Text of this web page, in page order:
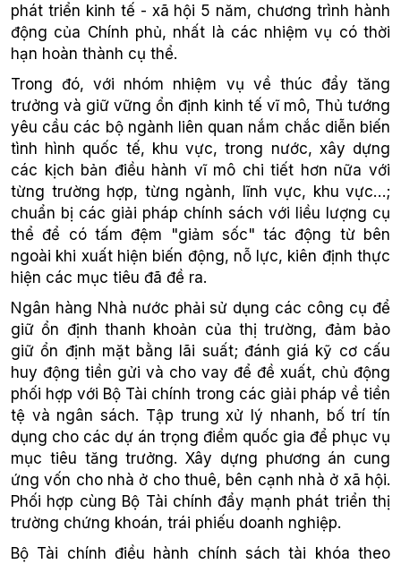
phát triển kinh tế - xã hội 5 năm, chương trình hành
động của Chính phủ, nhất là các nhiệm vụ có thời
hạn hoàn thành cụ thể.
Trong đó, với nhóm nhiệm vụ về thúc đẩy tăng
trưởng và giữ vững ổn định kinh tế vĩ mô, Thủ tướng
yêu cầu các bộ ngành liên quan nắm chắc diễn biến
tình hình quốc tế, khu vực, trong nước, xây dựng
các kịch bản điều hành vĩ mô chi tiết hơn nữa với
từng trường hợp, từng ngành, lĩnh vực, khu vực…;
chuẩn bị các giải pháp chính sách với liều lượng cụ
thể để có tấm đệm "giảm sốc" tác động từ bên
ngoài khi xuất hiện biến động, nỗ lực, kiên định thực
hiện các mục tiêu đã đề ra.
Ngân hàng Nhà nước phải sử dụng các công cụ để
giữ ổn định thanh khoản của thị trường, đảm bảo
giữ ổn định mặt bằng lãi suất; đánh giá kỹ cơ cấu
huy động tiền gửi và cho vay để đề xuất, chủ động
phối hợp với Bộ Tài chính trong các giải pháp về tiền
tệ và ngân sách. Tập trung xử lý nhanh, bố trí tín
dụng cho các dự án trọng điểm quốc gia để phục vụ
mục tiêu tăng trưởng. Xây dựng phương án cung
ứng vốn cho nhà ở cho thuê, bên cạnh nhà ở xã hội.
Phối hợp cùng Bộ Tài chính đẩy mạnh phát triển thị
trường chứng khoán, trái phiếu doanh nghiệp.
Bộ Tài chính điều hành chính sách tài khóa theo